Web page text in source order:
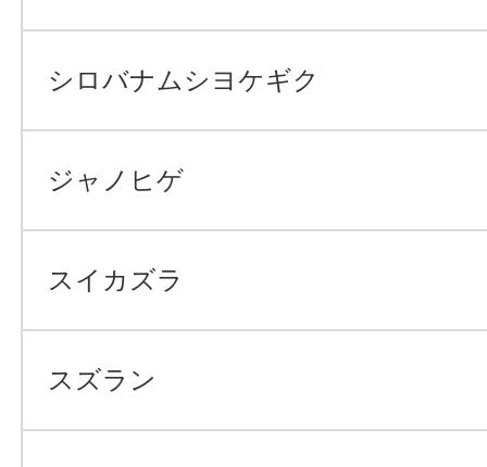
シロバナムシヨケギク
ジャノヒゲ
スイカズラ
スズラン